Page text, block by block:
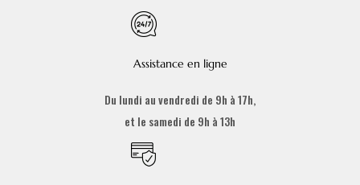
Assistance en ligne
Du lundi au vendredi de 9h à 17h,
et le samedi de 9h à 13h